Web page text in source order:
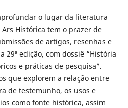
o lugar da literatura
Histórica tem o prazer de
de artigos, resenhas e
29ª edição, com dossiê “História
e práticas de pesquisa”.
que explorem a relação entre
de testemunho, os usos e
como fonte histórica, assim